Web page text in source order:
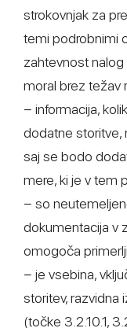
strokovnjak za
temi podrobnimi
zahtevnost
moral brez težav
− informacija,
dodatne storitve,
saj se bodo
mere, ki je v tem
− so
dokumentacija v
omogoča
− je vsebina,
storitev, razvidna
(točke 3.2.10.1,